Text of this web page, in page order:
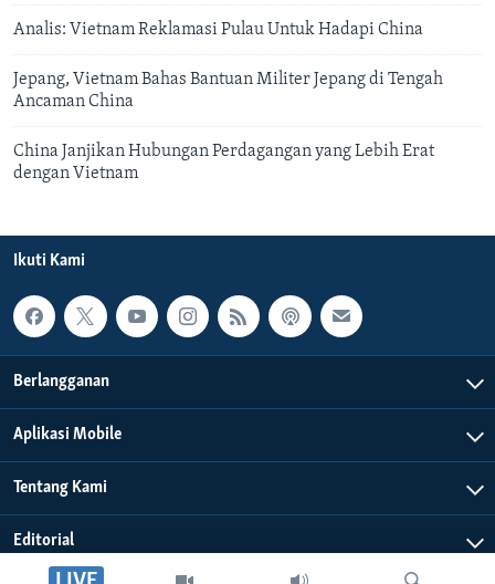
Analis: Vietnam Reklamasi Pulau Untuk Hadapi China
Jepang, Vietnam Bahas Bantuan Militer Jepang di Tengah
Ancaman China
China Janjikan Hubungan Perdagangan yang Lebih Erat
dengan Vietnam
Ikuti Kami
Berlangganan
Aplikasi Mobile
Tentang Kami
Editorial